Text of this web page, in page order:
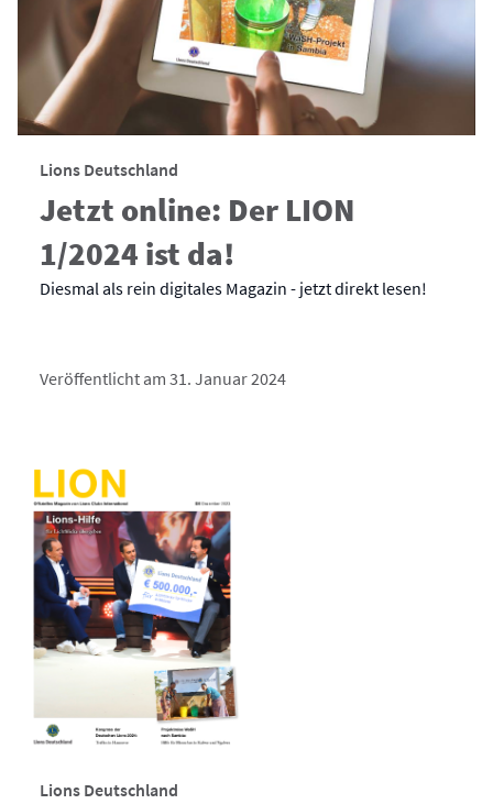
Lions Deutschland
Jetzt online: Der LION
1/2024 ist da!
Diesmal als rein digitales Magazin - jetzt direkt lesen!
Veröffentlicht am 31. Januar 2024
Lions Deutschland